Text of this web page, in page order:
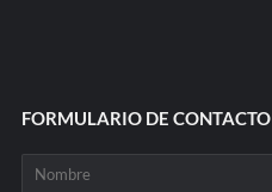
FORMULARIO DE CONTACTO